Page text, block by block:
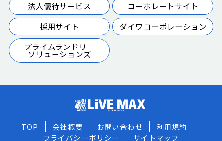
法人優待サービス
コーポレートサイト
採用サイト
ダイワコーポレーション
プライムランドリー
ソリューションズ
TOP 会社概要 お問い合わせ
利用規約
プライバシーポリシー
サイトマップ